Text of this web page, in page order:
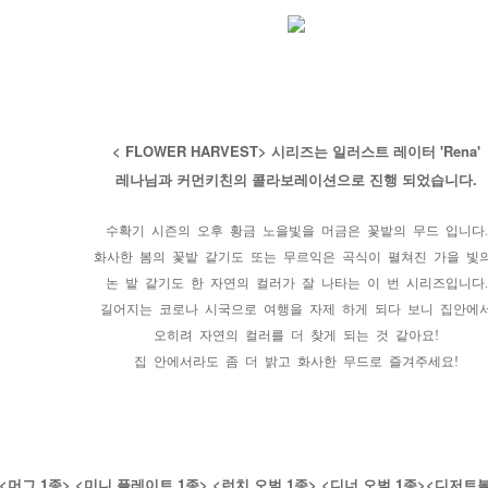
< FLOWER HARVEST> 시리즈는 일러스트 레이터 'Rena'
레나님과 커먼키친의 콜라보레이션으로 진행 되었습니다.
수확기 시즌의 오후 황금 노을빛을 머금은 꽃밭의 무드 입니다.
화사한 봄의 꽃밭 같기도 또는 무르익은 곡식이 펼쳐진 가을 빛
논 밭 같기도 한 자연의 컬러가 잘 나타는 이 번 시리즈입니다.
길어지는 코로나 시국으로 여행을 자제 하게 되다 보니 집안에
오히려 자연의 컬러를 더 찾게 되는 것 같아요!
집 안에서라도 좀 더 밝고 화사한 무드로 즐겨주세요!
머그 1종> <미니 플레이트 1종> <런치 오벌 1종> <디너 오벌 1종><디저트